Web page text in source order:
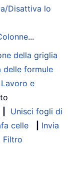
Disattiva lo
...
della griglia
delle formule
e
Unisci fogli di
celle
Invia
Filtro